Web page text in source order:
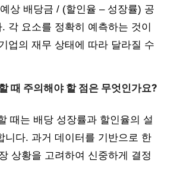
상 배당금 / (할인율 – 성장률) 공
각 요소를 정확히 예측하는 것이
업의 재무 상태에 따라 달라질 수
때 주의해야 할 점은 무엇인가요?
때는 배당 성장률과 할인율의 설
니다. 과거 데이터를 기반으로 한
상황을 고려하여 신중하게 결정